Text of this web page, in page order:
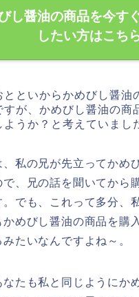
し醤油の商品を今す
したい方はこち
とといからかめびし醤油
すが、かめびし醤油の商
うか？と考えていまし
、私の兄が先立ってかめ
で、兄の話を聞いてから
でも、これって多分、
かめびし醤油の商品を購
たいなんですよね～。
なたも私と同じようにか